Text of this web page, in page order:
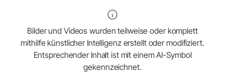
Bilder und Videos wurden teilweise oder komplett
mithilfe künstlicher Intelligenz erstellt oder modifiziert.
Entsprechender Inhalt ist mit einem AI-Symbol
gekennzeichnet.